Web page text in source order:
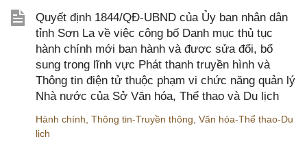
Quyết định 1844/QĐ-UBND của Ủy ban nhân dân
tỉnh Sơn La về việc công bố Danh mục thủ tục
hành chính mới ban hành và được sửa đổi, bổ
sung trong lĩnh vực Phát thanh truyền hình và
Thông tin điện tử thuộc phạm vi chức năng quản lý
Nhà nước của Sở Văn hóa, Thể thao và Du lịch
Hành chính Thông tin-Truyền thông Văn hóa-Thể thao-Du
lịch